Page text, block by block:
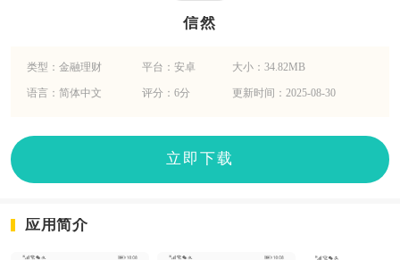
信然
类型：金融理财 平台：安卓 大小：34.82MB
语言：简体中文 评分：6分 更新时间：2025-08-30
立即下载
应用简介